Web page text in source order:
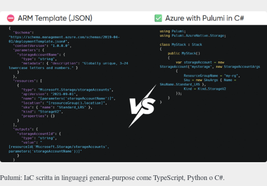
Pulumi: IaC scritta in linguaggi general-purpose come TypeScript, Python o C#.